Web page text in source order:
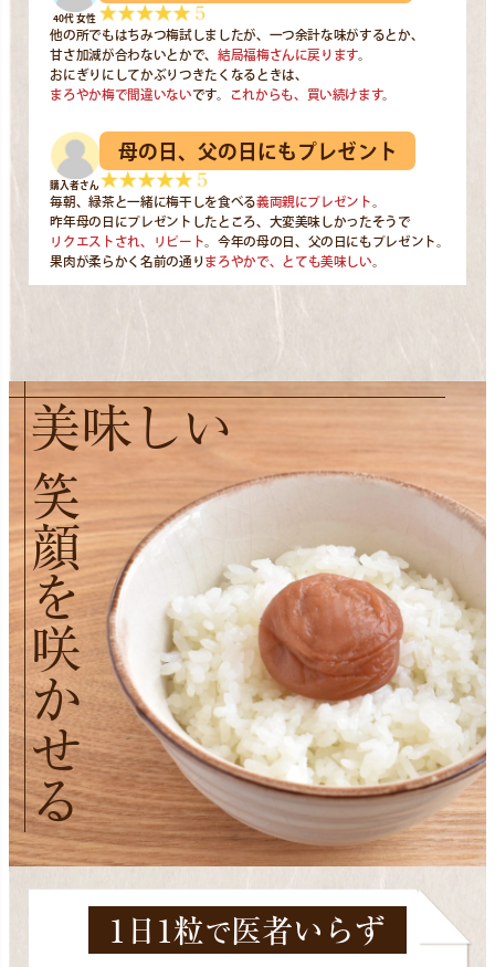
40代 女性
他の所でもはちみつ梅試しましたが、一つ余計な味がするとか、
甘さ加減が合わないとかで、 結局福梅さんに戻ります
おにぎりにしてかぶりつきたくなるときは、
まろやか梅で間違いないです。 これからも、買い続けます。
購入者さん
母の日、父の日にもプレゼント
毎朝、緑茶と一緒に梅干しを食べる義両親にプレゼント
昨年母の日にプレゼントしたところ、大変美味しかったそうで
リクエストされ、リピート
。今年の母の日、父の日にもプレゼント。
果肉が柔らかく名前の通り まろやかで、とても美味しい
美味しい
笑顔を咲かせる
1 日 1 粒で医者いらず